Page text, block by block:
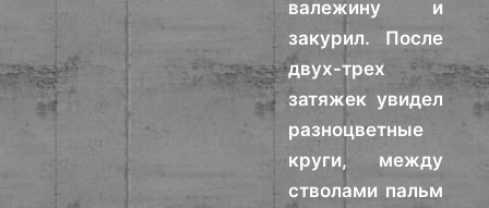
валежину и
закурил. После
двух-трех
затяжек увидел
разноцветные
круги, между
стволами пальм